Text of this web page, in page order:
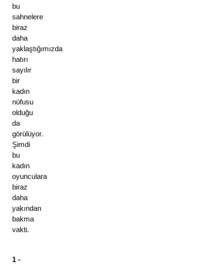
bu
sahnelere
biraz
daha
yaklaştığımızda
hatırı
sayılır
bir
kadın
nüfusu
olduğu
da
görülüyor.
Şimdi
bu
kadın
oyunculara
biraz
daha
yakından
bakma
1 -